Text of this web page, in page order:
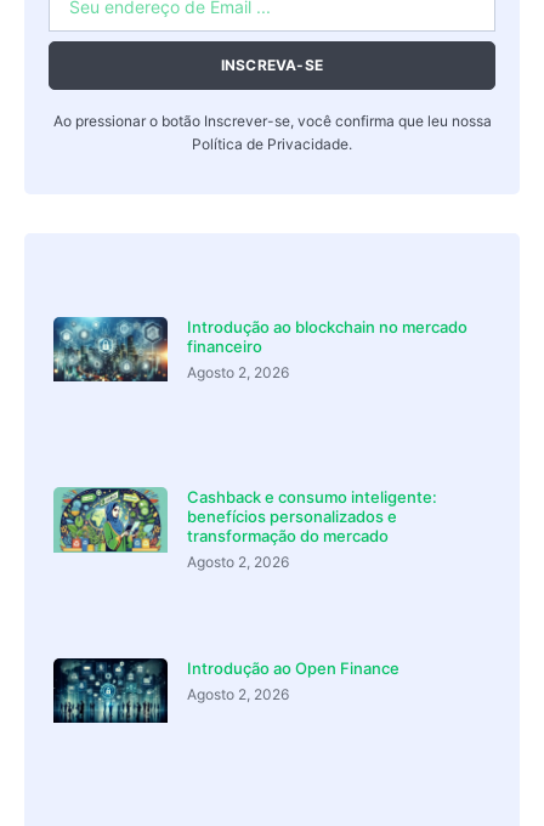
INSCREVA-SE
Ao pressionar o botão Inscrever-se, você confirma que leu nossa
Política de Privacidade.
Introdução ao blockchain no mercado
financeiro
Agosto 2, 2026
Cashback e consumo inteligente:
benefícios personalizados e
transformação do mercado
Agosto 2, 2026
Introdução ao Open Finance
Agosto 2, 2026